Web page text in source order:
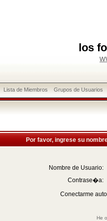
los
Lista de Miembros Grupos de Usuarios
Por favor, ingrese su
Nombre de Usuario:
Contrase�a:
Conectarme
He